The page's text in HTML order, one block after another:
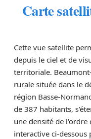
Carte
Cette vue satellite
depuis le ciel et de
territoriale.
rurale située dans le
région Basse-
de 387 habitants,
une densité de l'ordre
interactive ci-